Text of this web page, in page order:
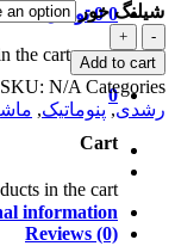
/ 0 تومان
0
the cart.
0
Cart
in the cart.
شیلنگ خور
واسطه
پنوماتیک
BPU
quantity
Add to cart
SKU: N/A Categories:
رشدی,پنوماتیک,
information
Reviews (0)